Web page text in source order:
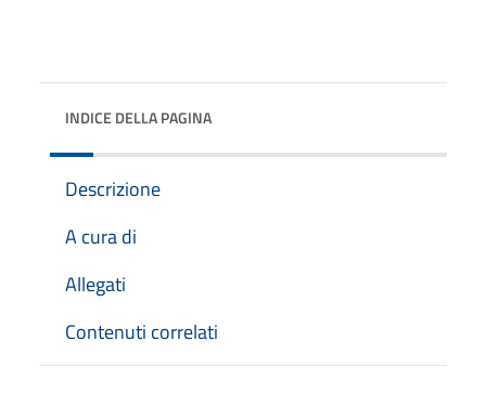
INDICE DELLA PAGINA
Descrizione
A cura di
Allegati
Contenuti correlati